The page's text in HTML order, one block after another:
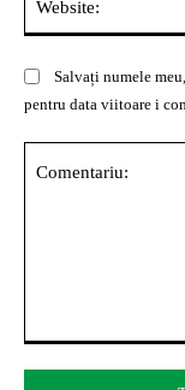
Salvați numele
pentru data viitoare i